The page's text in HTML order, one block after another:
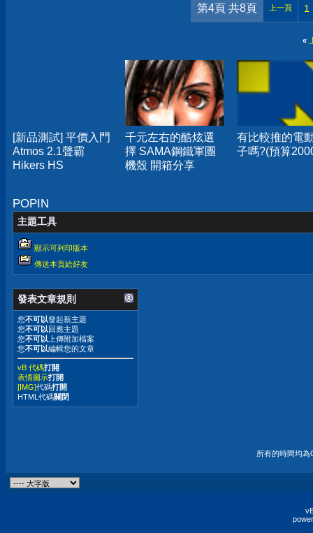
第4頁 共8頁 上一頁 1
«
[新品測試] 平價入門
Atmos 2.1聲霸
Hikers HS
千元左右的酷炫選
擇 SAMA鋼鐵軍團
機殼 開箱分享
有比較推的電
子嗎?(預算
POPIN
主題工具
顯示可列印版本
傳送本頁給好友
發表文章規則
您不可以發起新主題
您不可以回應主題
您不可以 上傳附加檔案
您不可以編輯您的文章
vB 代碼打開
表情圖示打開
[IMG]代碼打開
HTML代碼關閉
所有的時間均為